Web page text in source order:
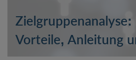
Vorteile, Anleitung